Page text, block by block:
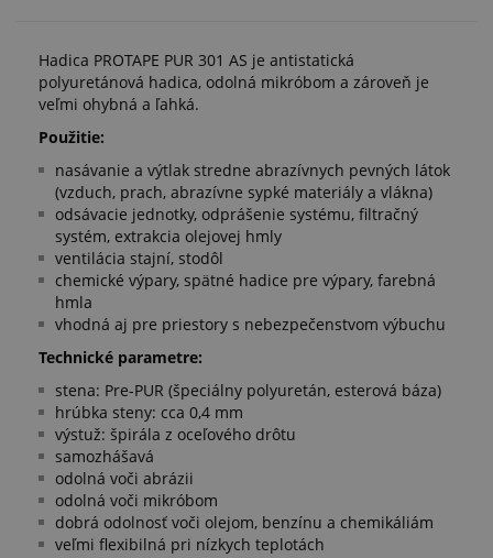
Hadica PROTAPE PUR 301 AS je antistatická
polyuretánová hadica, odolná mikróbom a zároveň je
veľmi ohybná a ľahká.
Použitie:
nasávanie a výtlak stredne abrazívnych pevných látok
(vzduch, prach, abrazívne sypké materiály a vlákna)
odsávacie jednotky, odprášenie systému, filtračný
systém, extrakcia olejovej hmly
ventilácia stajní, stodôl
chemické výpary, spätné hadice pre výpary, farebná
hmla
vhodná aj pre priestory s nebezpečenstvom výbuchu
Technické parametre:
stena: Pre-PUR (špeciálny polyuretán, esterová báza)
hrúbka steny: cca 0,4 mm
výstuž: špirála z oceľového drôtu
samozhášavá
odolná voči abrázii
odolná voči mikróbom
dobrá odolnosť voči olejom, benzínu a chemikáliám
veľmi flexibilná pri nízkych teplotách